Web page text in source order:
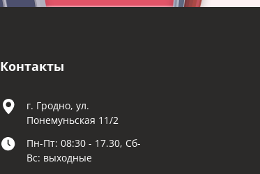
Контакты
г. Гродно, ул.
Понемуньская 11/2
Пн-Пт: 08:30 - 17.30, Сб-
Вс: выходные